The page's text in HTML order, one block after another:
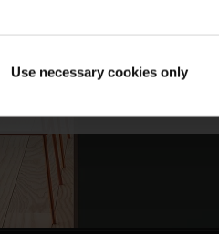
Use necessary cookies only
QUERO MEU DESCONTO